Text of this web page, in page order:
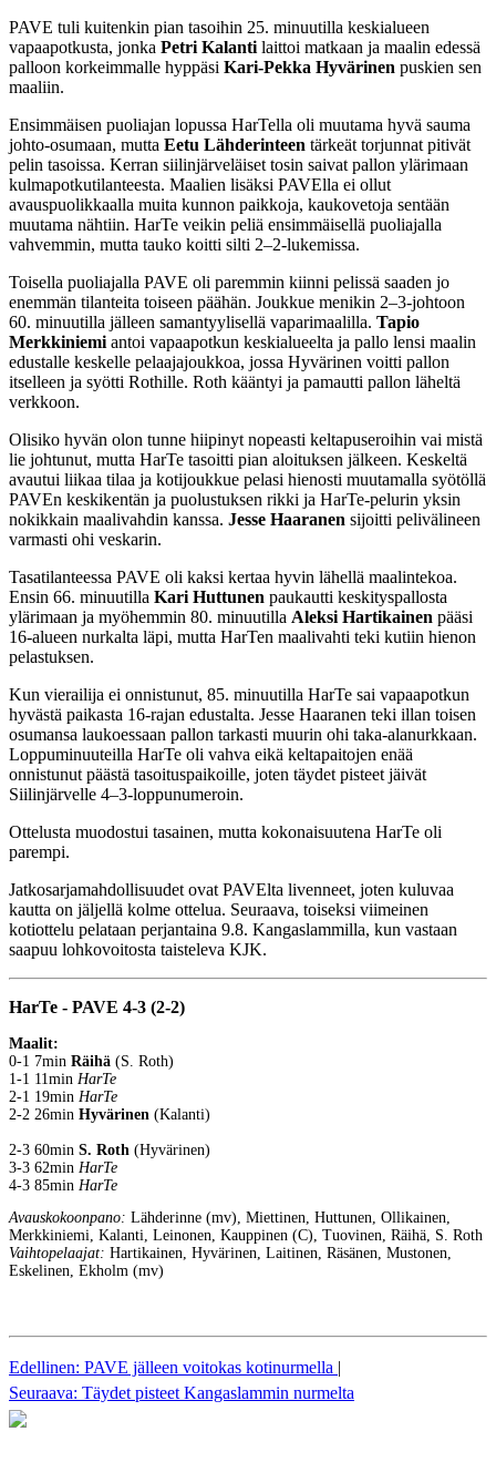
PAVE tuli kuitenkin pian tasoihin 25. minuutilla keskialueen
vapaapotkusta, jonka Petri Kalanti laittoi matkaan ja maalin edessä
palloon korkeimmalle hyppäsi Kari-Pekka Hyvärinen puskien sen
maaliin.
Ensimmäisen puoliajan lopussa HarTella oli muutama hyvä sauma
johto-osumaan, mutta Eetu Lähderinteen tärkeät torjunnat pitivät
pelin tasoissa. Kerran siilinjärveläiset tosin saivat pallon ylärimaan
kulmapotkutilanteesta. Maalien lisäksi PAVElla ei ollut
avauspuolikkaalla muita kunnon paikkoja, kaukovetoja sentään
muutama nähtiin. HarTe veikin peliä ensimmäisellä puoliajalla
vahvemmin, mutta tauko koitti silti 2–2-lukemissa.
Toisella puoliajalla PAVE oli paremmin kiinni pelissä saaden jo
enemmän tilanteita toiseen päähän. Joukkue menikin 2–3-johtoon
60. minuutilla jälleen samantyylisellä vaparimaalilla. Tapio
Merkkiniemi antoi vapaapotkun keskialueelta ja pallo lensi maalin
edustalle keskelle pelaajajoukkoa, jossa Hyvärinen voitti pallon
itselleen ja syötti Rothille. Roth kääntyi ja pamautti pallon läheltä
verkkoon.
Olisiko hyvän olon tunne hiipinyt nopeasti keltapuseroihin vai mistä
lie johtunut, mutta HarTe tasoitti pian aloituksen jälkeen. Keskeltä
avautui liikaa tilaa ja kotijoukkue pelasi hienosti muutamalla syötöllä
PAVEn keskikentän ja puolustuksen rikki ja HarTe-pelurin yksin
nokikkain maalivahdin kanssa. Jesse Haaranen sijoitti pelivälineen
varmasti ohi veskarin.
Tasatilanteessa PAVE oli kaksi kertaa hyvin lähellä maalintekoa.
Ensin 66. minuutilla Kari Huttunen paukautti keskityspallosta
ylärimaan ja myöhemmin 80. minuutilla Aleksi Hartikainen pääsi
16-alueen nurkalta läpi, mutta HarTen maalivahti teki kutiin hienon
pelastuksen.
Kun vierailija ei onnistunut, 85. minuutilla HarTe sai vapaapotkun
hyvästä paikasta 16-rajan edustalta. Jesse Haaranen teki illan toisen
osumansa laukoessaan pallon tarkasti muurin ohi taka-alanurkkaan.
Loppuminuuteilla HarTe oli vahva eikä keltapaitojen enää
onnistunut päästä tasoituspaikoille, joten täydet pisteet jäivät
Siilinjärvelle 4–3-loppunumeroin.
Ottelusta muodostui tasainen, mutta kokonaisuutena HarTe oli
parempi.
Jatkosarjamahdollisuudet ovat PAVElta livenneet, joten kuluvaa
kautta on jäljellä kolme ottelua. Seuraava, toiseksi viimeinen
kotiottelu pelataan perjantaina 9.8. Kangaslammilla, kun vastaan
saapuu lohkovoitosta taisteleva KJK.
HarTe - PAVE 4-3 (2-2)
Maalit:
0-1 7min Räihä (S. Roth)
1-1 11min HarTe
2-1 19min HarTe
2-2 26min Hyvärinen (Kalanti)
2-3 60min S. Roth (Hyvärinen)
3-3 62min HarTe
4-3 85min HarTe
Avauskokoonpano: Lähderinne (mv), Miettinen, Huttunen, Ollikainen,
Merkkiniemi, Kalanti, Leinonen, Kauppinen (C), Tuovinen, Räihä, S. Roth
Vaihtopelaajat: Hartikainen, Hyvärinen, Laitinen, Räsänen, Mustonen,
Eskelinen, Ekholm (mv)
Edellinen: PAVE jälleen voitokas kotinurmella
Seuraava: Täydet pisteet Kangaslammin nurmelta